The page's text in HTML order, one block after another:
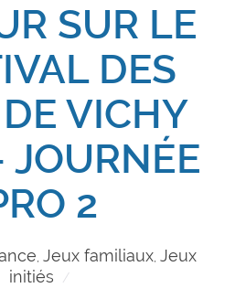
SUR LE
DES
VICHY
JOURNÉE
2
,Jeux familiaux,Jeux
initiés